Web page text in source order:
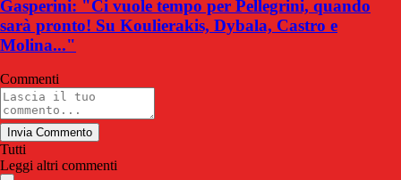
Gasperini: "Ci vuole tempo per Pellegrini, quando
sarà pronto! Su Koulierakis, Dybala, Castro e
Molina..."
Commenti
Invia Commento
Tutti
Leggi altri commenti